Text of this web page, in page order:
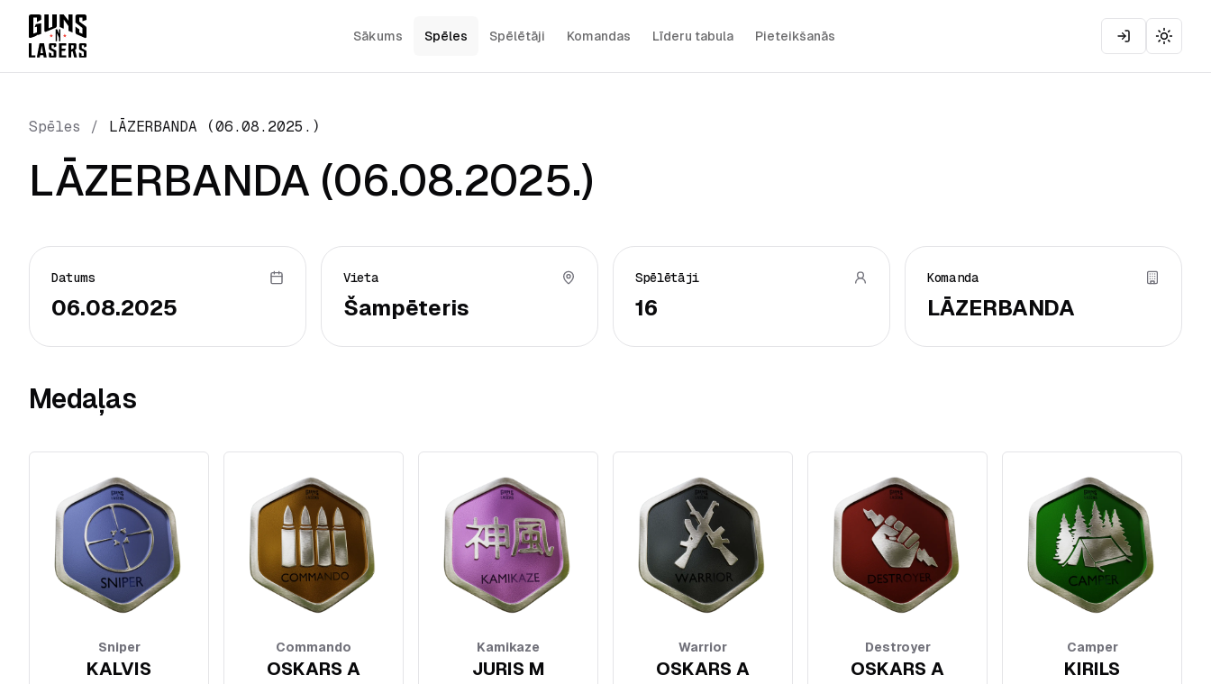
Sākums Spēles Spēlētāji Komandas Līderu tabula Pieteikšanās
Toggle
Spēles / LĀZERBANDA (06.08.2025.)
LĀZERBANDA (06.08.2025.)
Datums
06.08.2025
Vieta
Šampēteris
Spēlētāji
16
Komanda
LĀZERBANDA
Medaļas
Sniper
KALVIS
Commando
OSKARS A
Kamikaze
JURIS M
Warrior
OSKARS A
Destroyer
OSKARS A
Camper
KIRILS